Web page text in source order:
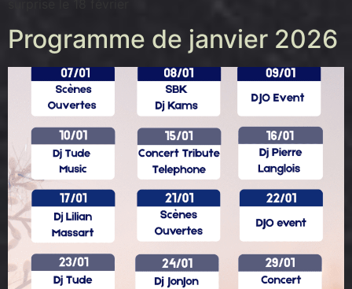
Programme de janvier 2026